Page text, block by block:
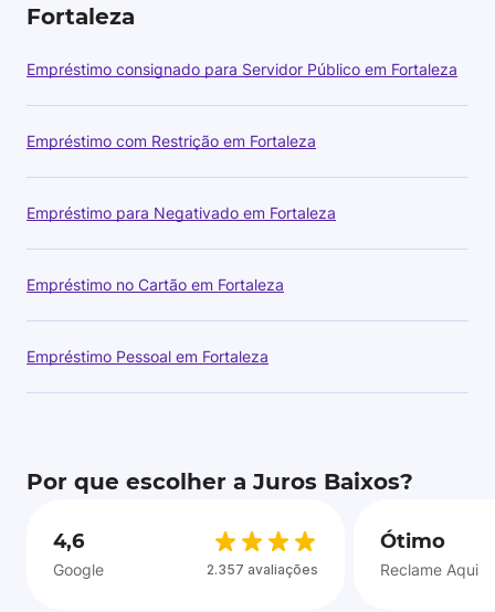
Fortaleza
Empréstimo consignado para Servidor Público em Fortaleza
Empréstimo com Restrição em Fortaleza
Empréstimo para Negativado em Fortaleza
Empréstimo no Cartão em Fortaleza
Empréstimo Pessoal em Fortaleza
Por que escolher a Juros Baixos?
4,6
Google 2.357 avaliações
Ótimo
Reclame Aqui